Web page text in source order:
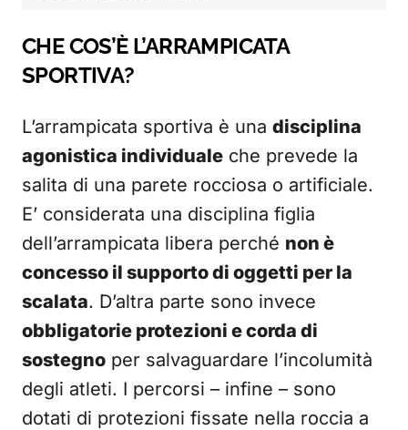
CHE COS’È L’ARRAMPICATA
SPORTIVA?
L’arrampicata sportiva è una disciplina
agonistica individuale che prevede la
salita di una parete rocciosa o artificiale.
E’ considerata una disciplina figlia
dell’arrampicata libera perché non è
concesso il supporto di oggetti per la
scalata. D’altra parte sono invece
obbligatorie protezioni e corda di
sostegno per salvaguardare l’incolumità
degli atleti. I percorsi – infine – sono
dotati di protezioni fissate nella roccia a